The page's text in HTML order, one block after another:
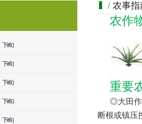
下旬
下旬
下旬
下旬
下旬
/ 农事指
农作
重要
◎大田作
断根或镇压